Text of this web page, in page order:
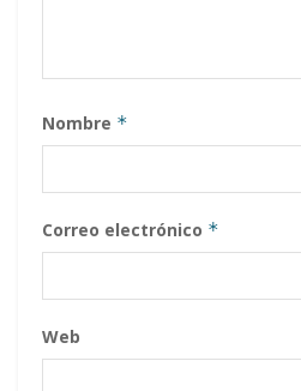
Nombre *
Correo electrónico *
Web